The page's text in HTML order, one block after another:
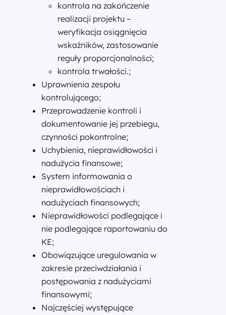
kontrola na zakończenie
realizacji projektu –
weryfikacja osiągnięcia
wskaźników, zastosowanie
reguły proporcjonalności;
kontrola trwałości.;
Uprawnienia zespołu
kontrolującego;
Przeprowadzenie kontroli i
dokumentowanie jej przebiegu,
czynności pokontrolne;
Uchybienia, nieprawidłowości i
nadużycia finansowe;
System informowania o
nieprawidłowościach i
nadużyciach finansowych;
Nieprawidłowości podlegające i
nie podlegające raportowaniu do
KE;
Obowiązujące uregulowania w
zakresie przeciwdziałania i
postępowania z nadużyciami
finansowymi;
Najczęściej występujące